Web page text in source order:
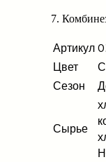
7.
Артикул
Цвет
Сезон
Сырье